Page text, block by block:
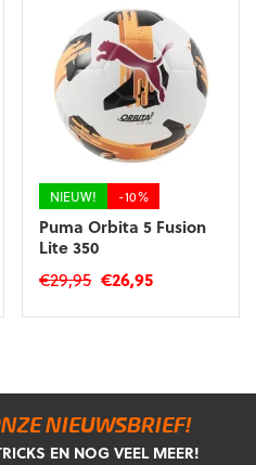
NIEUW! -10%
Puma Orbita 5 Fusion
Lite 350
€29,95 Oorspronkelijke
€26,95Huidige
NIEUWSBRIEF!
EN NOG VEEL MEER!